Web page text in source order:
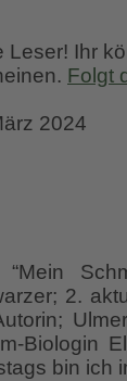
Leser! Ihr
Folgt
2024
“Mein
2.
Biologin
bin ich